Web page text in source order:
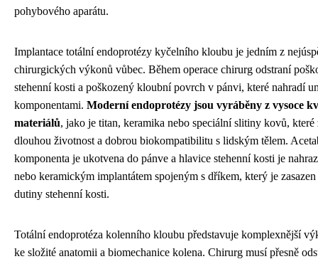
pohybového aparátu.
Implantace totální endoprotézy kyčelního kloubu je jedním z
chirurgických výkonů vůbec. Během operace chirurg odstraní
stehenní kosti a poškozený kloubní povrch v pánvi, které nahradí
komponentami. Moderní endoprotézy jsou vyráběny z vysoce
materiálů, jako je titan, keramika nebo speciální slitiny kovů,
dlouhou životnost a dobrou biokompatibilitu s lidským tělem.
komponenta je ukotvena do pánve a hlavice stehenní kosti je
nebo keramickým implantátem spojeným s dříkem, který je
dutiny stehenní kosti.
Totální endoprotéza kolenního kloubu představuje komplexnější
ke složité anatomii a biomechanice kolena. Chirurg musí přesně